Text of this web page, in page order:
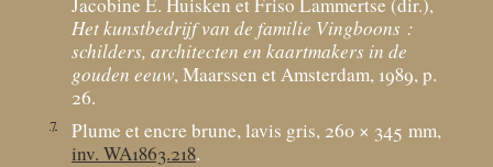
Jacobine E. Huisken et Friso Lammertse (dir.),
Het kunstbedrijf van de familie Vingboons :
schilders, architecten en kaartmakers in de
gouden eeuw, Maarssen et Amsterdam, 1989, p.
26.
7 Plume et encre brune, lavis gris, 260 × 345 mm,
inv. WA1863.218.